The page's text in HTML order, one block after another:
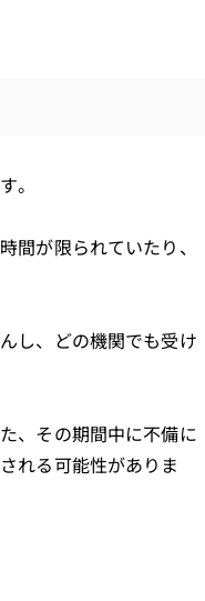
。
間が限られていたり、
し、どの機関でも受け
、その期間中に不備に
れる可能性がありま